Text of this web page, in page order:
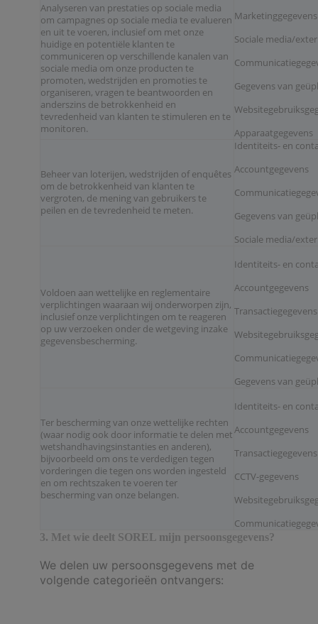
Analyseren van prestaties op sociale media
om campagnes op sociale media te evalueren
en uit te voeren, inclusief om met onze
huidige en potentiële klanten te
communiceren op verschillende kanalen van
sociale media om onze producten te
promoten, wedstrijden en promoties te
organiseren, vragen te beantwoorden en
anderszins de betrokkenheid en
tevredenheid van klanten te stimuleren en te
monitoren.
Marketinggegevens
Sociale media/
Gegevens van
Apparaatgegevens
Beheer van loterijen, wedstrijden of enquêtes
om de betrokkenheid van klanten te
vergroten, de mening van gebruikers te
peilen en de tevredenheid te meten.
Identiteits- en
Accountgegevens
Gegevens van
Sociale media/
Voldoen aan wettelijke en reglementaire
verplichtingen waaraan wij onderworpen zijn,
inclusief onze verplichtingen om te reageren
op uw verzoeken onder de wetgeving inzake
gegevensbescherming.
Identiteits- en
Accountgegevens
Transactiegegevens
Gegevens van
Ter bescherming van onze wettelijke rechten
(waar nodig ook door informatie te delen met
wetshandhavingsinstanties en anderen),
bijvoorbeeld om ons te verdedigen tegen
vorderingen die tegen ons worden ingesteld
en om rechtszaken te voeren ter
bescherming van onze belangen.
Identiteits- en
Accountgegevens
Transactiegegevens
CCTV-gegevens
3. Met wie deelt SOREL mijn persoonsgegevens?
We delen uw persoonsgegevens met de
volgende categorieën ontvangers: